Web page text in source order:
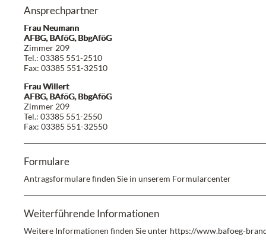
Ansprechpartner
Frau Neumann
AFBG, BAföG, BbgAföG
Zimmer 209
Tel.: 03385 551-2510
Fax: 03385 551-32510
Frau Willert
AFBG, BAföG, BbgAföG
Zimmer 209
Tel.: 03385 551-2550
Fax: 03385 551-32550
Formulare
Antragsformulare finden Sie in unserem Formularcenter
Weiterführende Informationen
Weitere Informationen finden Sie unter https://www.bafoeg-